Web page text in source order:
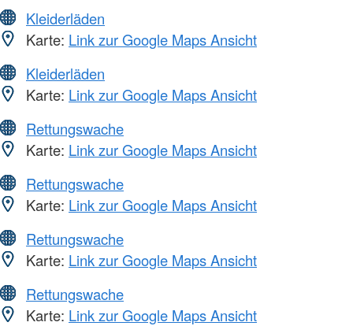
Kleiderläden
Karte: Link zur Google Maps Ansicht
Kleiderläden
Karte: Link zur Google Maps Ansicht
Rettungswache
Karte: Link zur Google Maps Ansicht
Rettungswache
Karte: Link zur Google Maps Ansicht
Rettungswache
Karte: Link zur Google Maps Ansicht
Rettungswache
Karte: Link zur Google Maps Ansicht